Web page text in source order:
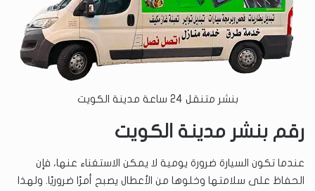
بنشر متنقل 24 ساعة مدينة الكويت
رقم بنشر مدينة الكويت
عندما تكون السيارة ضرورة يومية لا يمكن الاستغناء عنها، فإن
الحفاظ على سلامتها وخلوها من الأعطال يصبح أمرًا ضروريًا. ولهذا